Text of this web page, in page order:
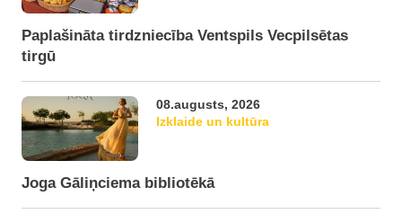
Paplašināta tirdzniecība Ventspils Vecpilsētas
tirgū
08.augusts, 2026
Izklaide un kultūra
Joga Gāliņciema bibliotēkā